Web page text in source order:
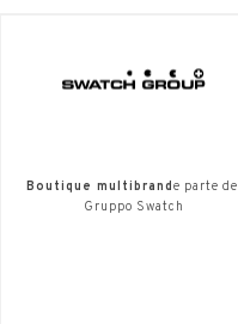
Boutique multibrand e parte del
Gruppo Swatch